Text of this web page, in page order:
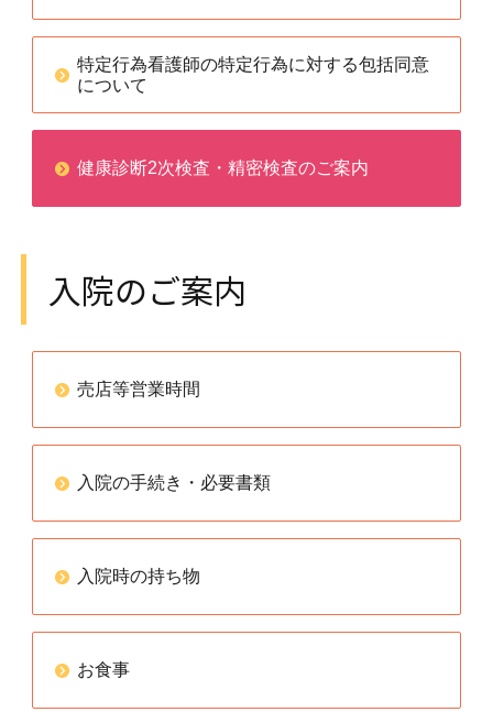
特定行為看護師の特定行為に対する包括同意
について
健康診断2次検査・精密検査のご案内
入院のご案内
売店等営業時間
入院の手続き・必要書類
入院時の持ち物
お食事